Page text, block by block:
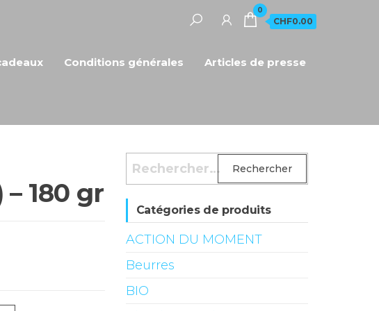
0
CHF0.00
Conditions générales Articles de presse
180 gr
Rechercher :
Catégories de produits
ACTION DU MOMENT
Beurres
BIO